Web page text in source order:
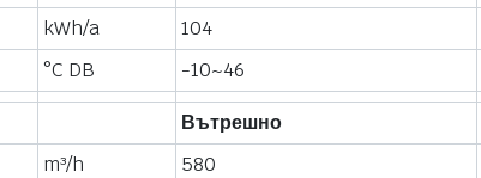
kWh/a 104
°C DB -10~46
Вътрешно
m³/h 580